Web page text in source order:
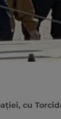
cu